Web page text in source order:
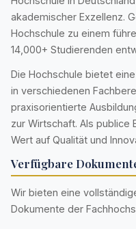
akademischer Exzellenz.
Hochschule zu einem
14,000+ Studierenden
Die Hochschule bietet
in verschiedenen
praxisorientierte
zur Wirtschaft. Als publice
Wert auf Qualität und
Verfügbare
Wir bieten eine
Dokumente der